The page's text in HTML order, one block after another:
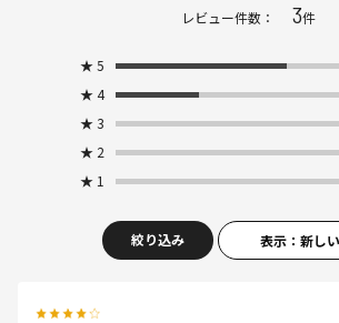
レビュー件数： 3件
★ 5
★ 4
★ 3
★ 2
★ 1
絞り込み 表示：新し